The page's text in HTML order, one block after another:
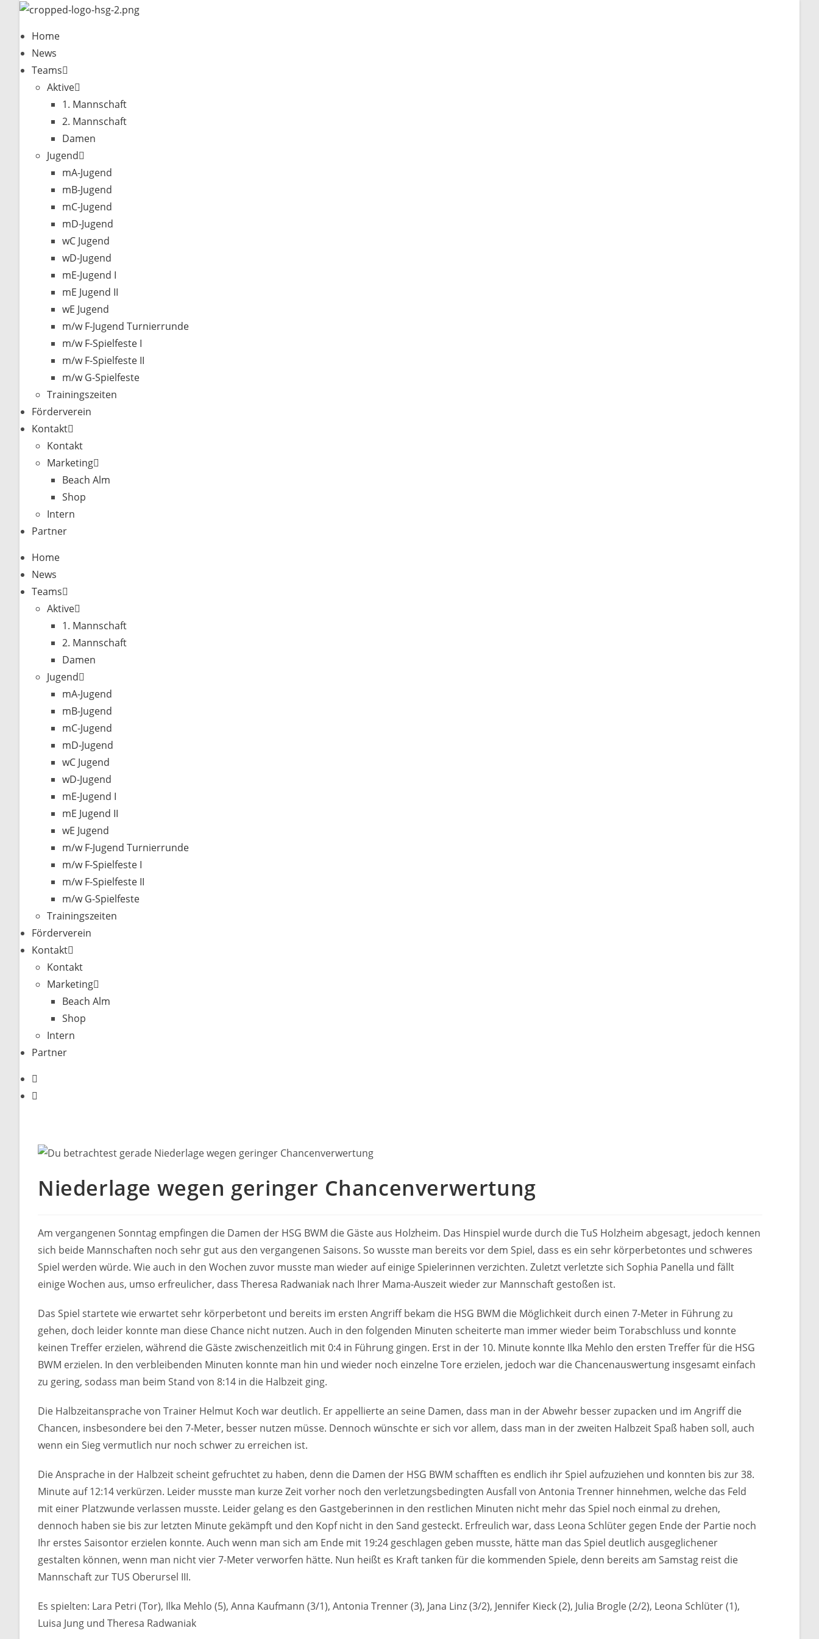
springenHome
News
Teams
Aktive
1. Mannschaft
2. Mannschaft
Damen
Jugend
mA-Jugend
mB-Jugend
mC-Jugend
mD-Jugend
wC Jugend
wD-Jugend
mE-Jugend I
mE Jugend II
wE Jugend
m/w F-Jugend Turnierrunde
m/w F-Spielfeste I
m/w F-Spielfeste II
m/w G-Spielfeste
Trainingszeiten
Förderverein
Kontakt
Kontakt
Marketing
Beach Alm
Shop
Intern
Partner
Home
News
Teams
Aktive
1. Mannschaft
2. Mannschaft
Damen
Jugend
mA-Jugend
mB-Jugend
mC-Jugend
mD-Jugend
wC Jugend
wD-Jugend
mE-Jugend I
mE Jugend II
wE Jugend
m/w F-Jugend Turnierrunde
m/w F-Spielfeste I
m/w F-Spielfeste II
m/w G-Spielfeste
Trainingszeiten
Förderverein
Kontakt
Kontakt
Marketing
Beach Alm
Shop
Intern
Partner
Niederlage wegen geringer Chancenverwertung
Am vergangenen Sonntag empfingen die Damen der HSG BWM die Gäste aus Holzheim. Das Hinspiel wurde durch die TuS Holzheim abgesagt, jedoch kennen
sich beide Mannschaften noch sehr gut aus den vergangenen Saisons. So wusste man bereits vor dem Spiel, dass es ein sehr körperbetontes und schweres
Spiel werden würde. Wie auch in den Wochen zuvor musste man wieder auf einige Spielerinnen verzichten. Zuletzt verletzte sich Sophia Panella und fällt
einige Wochen aus, umso erfreulicher, dass Theresa Radwaniak nach Ihrer Mama-Auszeit wieder zur Mannschaft gestoßen ist.
Das Spiel startete wie erwartet sehr körperbetont und bereits im ersten Angriff bekam die HSG BWM die Möglichkeit durch einen 7-Meter in Führung zu
gehen, doch leider konnte man diese Chance nicht nutzen. Auch in den folgenden Minuten scheiterte man immer wieder beim Torabschluss und konnte
keinen Treffer erzielen, während die Gäste zwischenzeitlich mit 0:4 in Führung gingen. Erst in der 10. Minute konnte Ilka Mehlo den ersten Treffer für die HSG
BWM erzielen. In den verbleibenden Minuten konnte man hin und wieder noch einzelne Tore erzielen, jedoch war die Chancenauswertung insgesamt einfach
zu gering, sodass man beim Stand von 8:14 in die Halbzeit ging.
Die Halbzeitansprache von Trainer Helmut Koch war deutlich. Er appellierte an seine Damen, dass man in der Abwehr besser zupacken und im Angriff die
Chancen, insbesondere bei den 7-Meter, besser nutzen müsse. Dennoch wünschte er sich vor allem, dass man in der zweiten Halbzeit Spaß haben soll, auch
wenn ein Sieg vermutlich nur noch schwer zu erreichen ist.
Die Ansprache in der Halbzeit scheint gefruchtet zu haben, denn die Damen der HSG BWM schafften es endlich ihr Spiel aufzuziehen und konnten bis zur 38.
Minute auf 12:14 verkürzen. Leider musste man kurze Zeit vorher noch den verletzungsbedingten Ausfall von Antonia Trenner hinnehmen, welche das Feld
mit einer Platzwunde verlassen musste. Leider gelang es den Gastgeberinnen in den restlichen Minuten nicht mehr das Spiel noch einmal zu drehen,
dennoch haben sie bis zur letzten Minute gekämpft und den Kopf nicht in den Sand gesteckt. Erfreulich war, dass Leona Schlüter gegen Ende der Partie noch
Ihr erstes Saisontor erzielen konnte. Auch wenn man sich am Ende mit 19:24 geschlagen geben musste, hätte man das Spiel deutlich ausgeglichener
gestalten können, wenn man nicht vier 7-Meter verworfen hätte. Nun heißt es Kraft tanken für die kommenden Spiele, denn bereits am Samstag reist die
Mannschaft zur TUS Oberursel III.
Es spielten: Lara Petri (Tor), Ilka Mehlo (5), Anna Kaufmann (3/1), Antonia Trenner (3), Jana Linz (3/2), Jennifer Kieck (2), Julia Brogle (2/2), Leona Schlüter (1),
Luisa Jung und Theresa Radwaniak